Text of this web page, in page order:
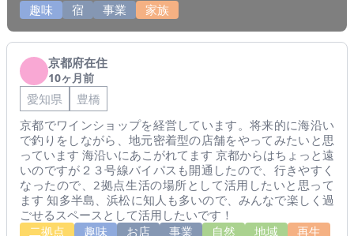
趣味
宿 事業 家族
京都府在住
10ヶ月前
愛知県
豊橋
京都でワインショップを経営しています。将来的に海沿い
で釣りをしながら、地元密着型の店舗をやってみたいと思
っています 海沿いにあこがれてます 京都からはちょっと遠
いのですが２３号線バイパスも開通したので、行きやすく
なったので、2拠点生活の場所として活用したいと思って
ます 知多半島、浜松に知人も多いので、みんなで楽しく過
ごせるスペースとして活用したいです！
二拠点
趣味 お店 事業 自然 地域 再生